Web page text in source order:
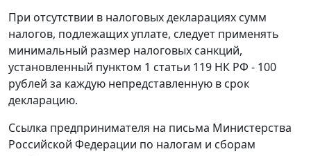
При отсутствии в налоговых декларациях сумм
налогов, подлежащих уплате, следует применять
минимальный размер налоговых санкций,
установленный пунктом 1 статьи 119 НК РФ - 100
рублей за каждую непредставленную в срок
декларацию.
Ссылка предпринимателя на письма Министерства
Российской Федерации по налогам и сборам